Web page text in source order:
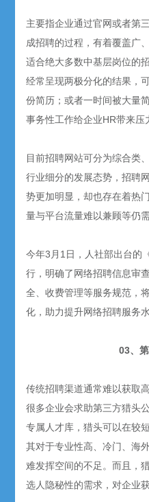
主要指企业通过官网或者第
成招聘的过程，有着覆盖广
适合绝大多数中基层岗位的
经常呈现两极分化的结果，
份简历；或者一时间被大量
事务性工作给企业HR带来压
目前招聘网站可分为综合类
行业细分的发展态势，招聘
势更加明显，却也存在着热
量与平台流量难以兼顾等仍
今年3月1日，人社部出台的
行，明确了网络招聘信息审
全、收费管理等服务规范，
化，助力提升网络招聘服务水
03、
传统招聘渠道通常难以获取
很多企业会求助第三方猎头
专属人才库，猎头可以在较
其对于专业性高、冷门、海
难发挥空间的不足。而且，
选人隐秘性的需求，对企业